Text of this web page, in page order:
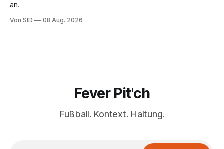
an.
Von SID 08 Aug. 2026
Fever Pit'ch
Fußball. Kontext. Haltung.